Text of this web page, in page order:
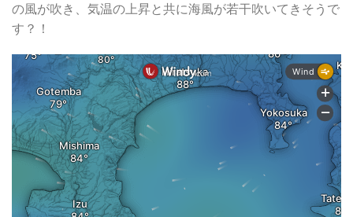
の風が吹き、気温の上昇と共に海風が若干吹いてきそうで
す？！